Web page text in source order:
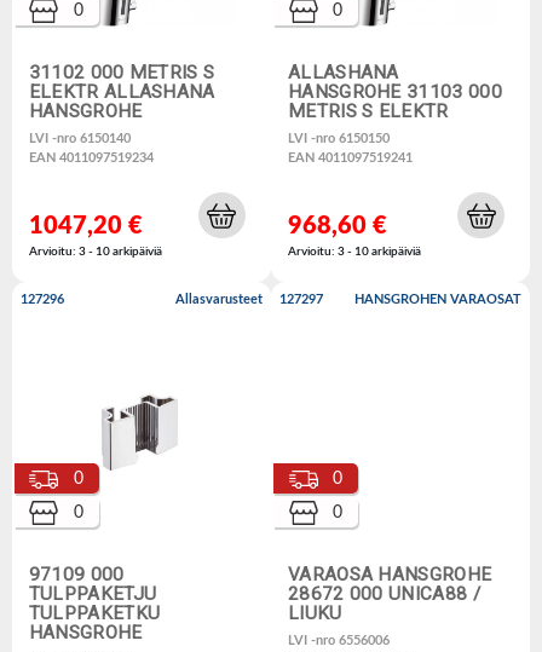
31102 000 METRIS S
ELEKTR ALLASHANA
HANSGROHE
LVI -nro 6150140
EAN 4011097519234
0
1047,20 €
Arvioitu: 3 - 10 arkipäiviä
ALLASHANA
HANSGROHE 31103 000
METRIS S ELEKTR
LVI -nro 6150150
EAN 4011097519241
0
968,60 €
Arvioitu: 3 - 10 arkipäiviä
127296 Allasvarusteet
97109 000
TULPPAKETJU
TULPPAKETKU
HANSGROHE
0
0
127297 HANSGROHEN VARAOSAT
VARAOSA HANSGROHE
28672 000 UNICA88 /
LIUKU
LVI -nro 6556006
0
0